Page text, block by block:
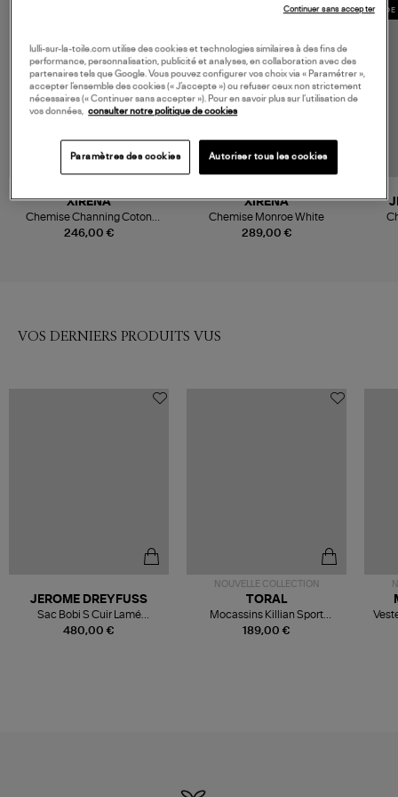
246,00 €
XIRENA
Chemise Channing Coton
Blanc
289,00 €
XIRENA
Chemise Monroe White
MADE
VOS DERNIERS PRODUITS VUS
480,00 €
JEROME DREYFUSS
Sac Bobi S Cuir Lamé
Champagne
NOUVELLE COLLECTION
189,00 €
TORAL
Mocassins Killian Sport
Mousse
lulli-sur-la-toile.com utilise des cookies et technologies similaires à des fins de
performance, personnalisation, publicité et analyses, en collaboration avec des
partenaires tels que Google. Vous pouvez configurer vos choix via « Paramétrer »,
accepter l’ensemble des cookies (« J’accepte ») ou refuser ceux non strictement
nécessaires (« Continuer sans accepter »). Pour en savoir plus sur l’utilisation de
vos données, consulter notre politique de cookies
Paramètres des cookies Autoriser tous les cookies
Continuer sans accepter